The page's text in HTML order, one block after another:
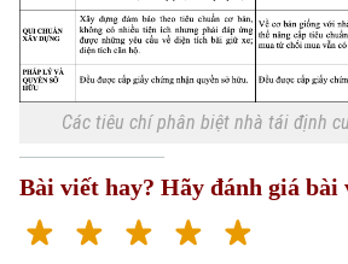
Các tiêu chí phân biệt nhà tái định
Bài viết hay? Hãy đánh giá bài